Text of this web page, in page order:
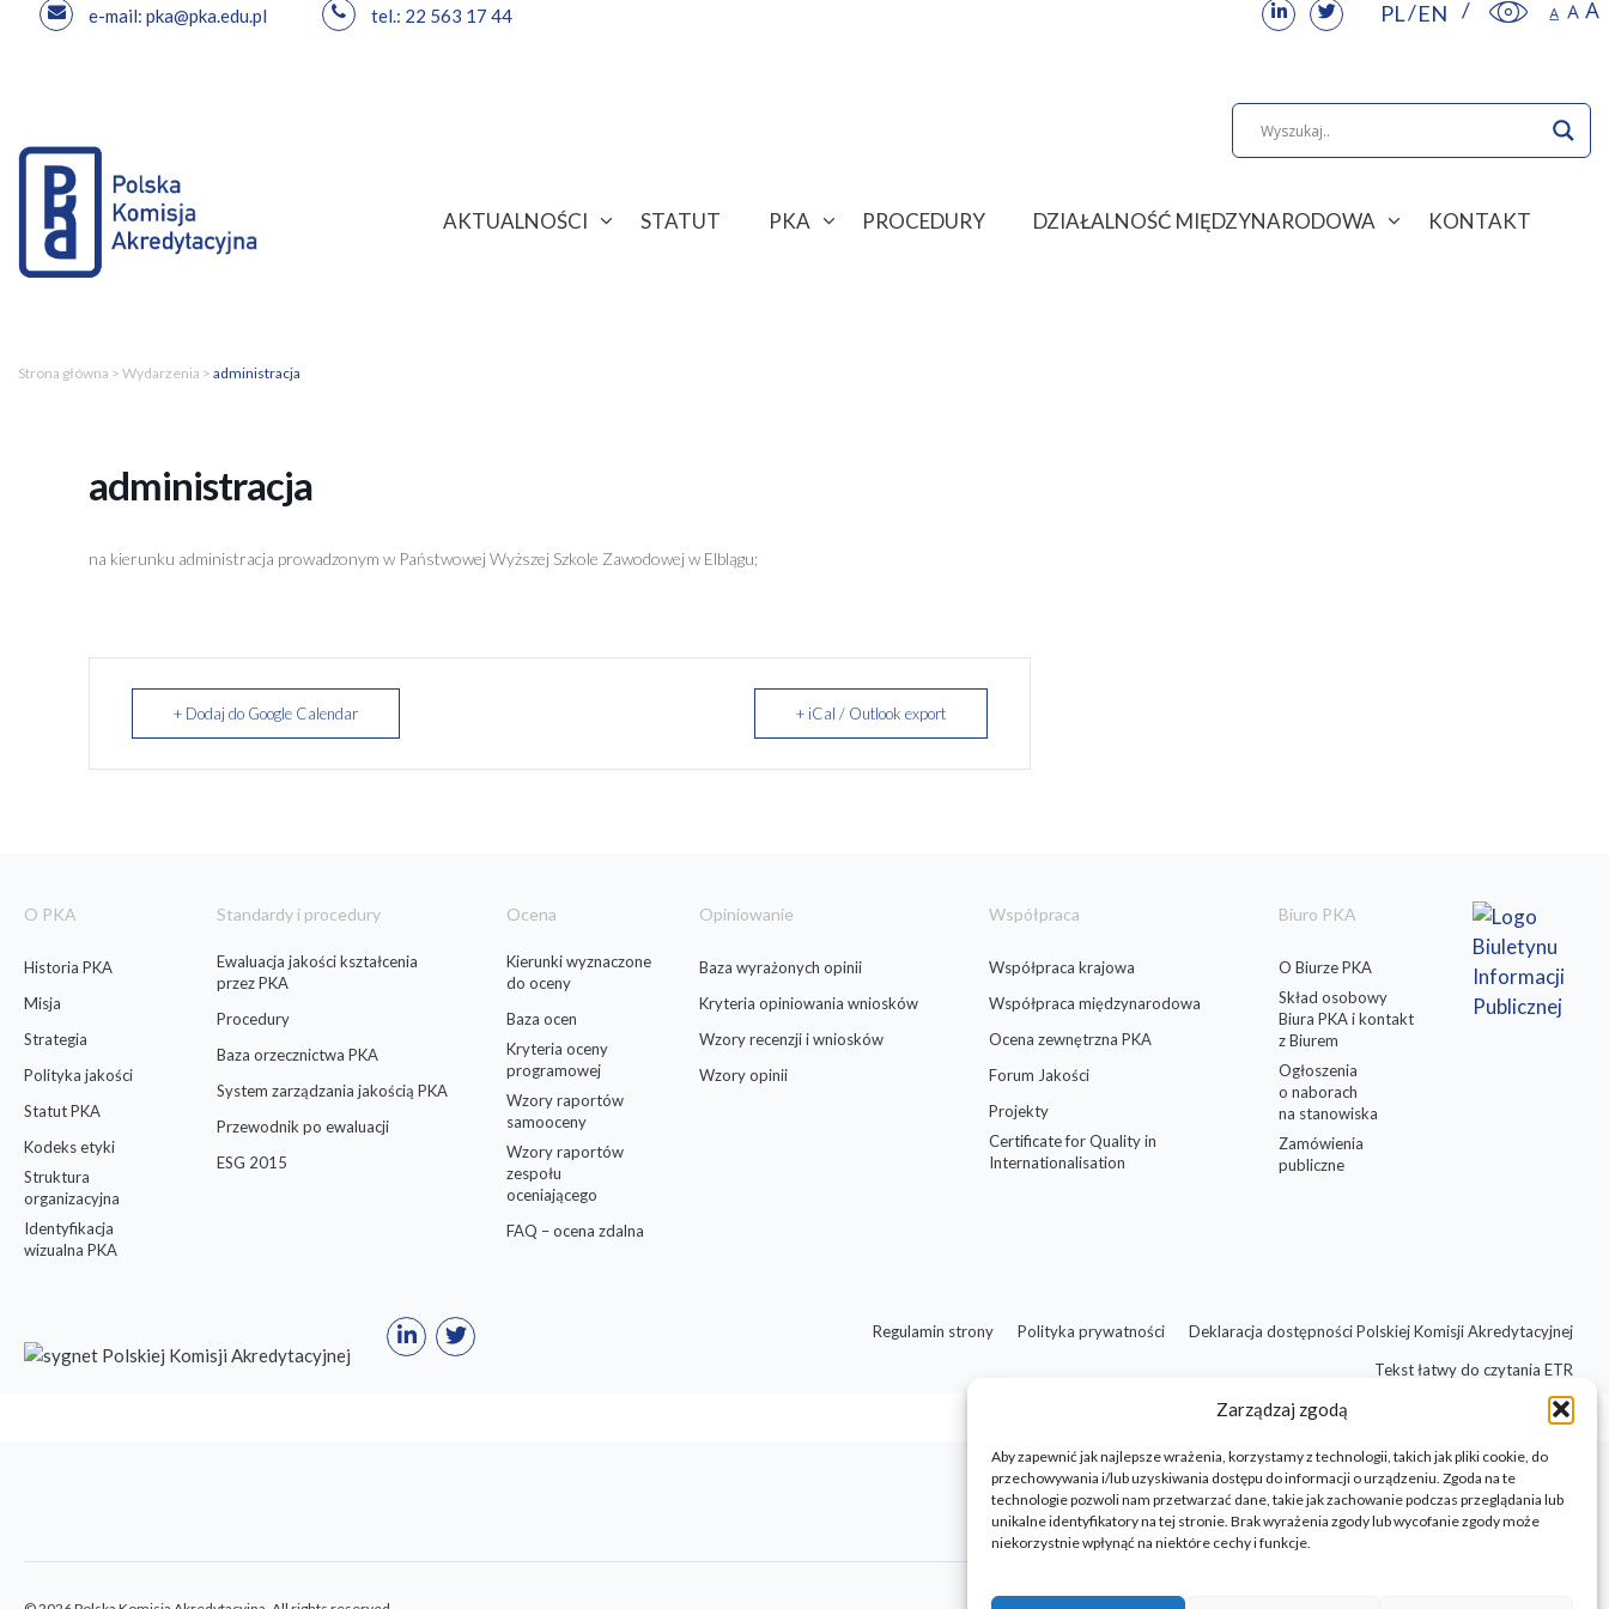
Zarządzaj zgodą
Aby zapewnić jak najlepsze wrażenia, korzystamy z technologii, takich jak pliki cookie, do
przechowywania i/lub uzyskiwania dostępu do informacji o urządzeniu. Zgoda na te
technologie pozwoli nam przetwarzać dane, takie jak zachowanie podczas przeglądania lub
unikalne identyfikatory na tej stronie. Brak wyrażenia zgody lub wycofanie zgody może
niekorzystnie wpłynąć na niektóre cechy i funkcje.
e-mail: pka@pka.edu.pl tel.: 22 563 17 44 PL EN
AKTUALNOŚCI STATUT PKA PROCEDURY DZIAŁALNOŚĆ MIĘDZYNARODOWA KONTAKT
Strona główna > Wydarzenia > administracja
administracja
na kierunku administracja prowadzonym w Państwowej Wyższej Szkole Zawodowej w Elblągu;
+ Dodaj do Google Calendar + iCal / Outlook export
O PKA
Historia PKA
Misja
Strategia
Polityka jakości
Statut PKA
Kodeks etyki
Struktura
organizacyjna
Identyfikacja
wizualna PKA
Standardy i procedury
Ewaluacja jakości kształcenia
przez PKA
Procedury
Baza orzecznictwa PKA
System zarządzania jakością PKA
Przewodnik po ewaluacji
ESG 2015
Ocena
Kierunki wyznaczone
do oceny
Baza ocen
Kryteria oceny
programowej
Wzory raportów
samooceny
Wzory raportów
zespołu
oceniającego
FAQ – ocena zdalna
Opiniowanie
Baza wyrażonych opinii
Kryteria opiniowania wniosków
Wzory recenzji i wniosków
Wzory opinii
Współpraca
Współpraca krajowa
Współpraca międzynarodowa
Ocena zewnętrzna PKA
Forum Jakości
Projekty
Certificate for Quality in
Internationalisation
Biuro PKA
O Biurze PKA
Skład osobowy
Biura PKA i kontakt
z Biurem
Ogłoszenia
o naborach
na stanowiska
Zamówienia
publiczne
Regulamin strony Polityka prywatności
Deklaracja dostępności Polskiej Komisji Akredytacyjnej
Tekst łatwy do czytania ETR